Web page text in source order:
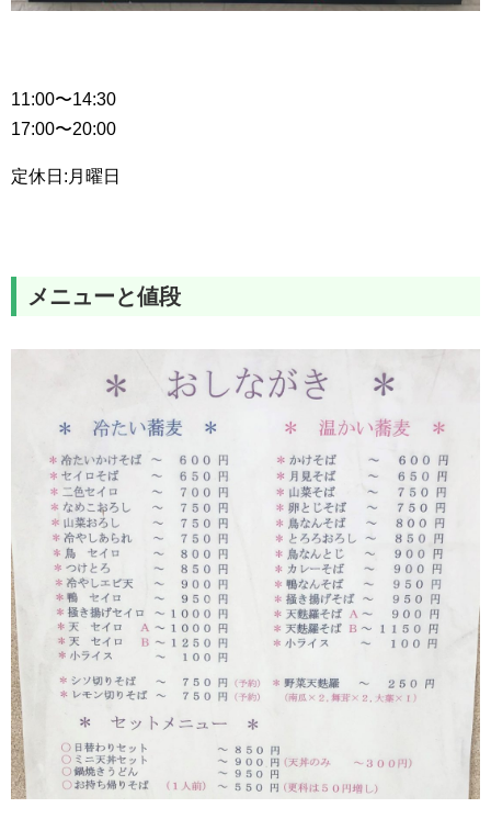
11:00〜14:30
17:00〜20:00
定休日:月曜日
メニューと値段